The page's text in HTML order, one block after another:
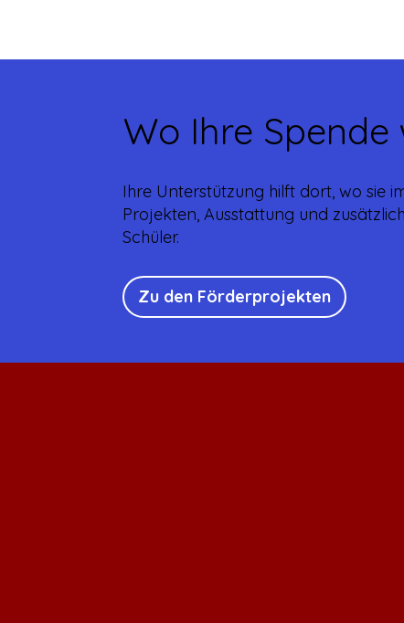
Wo Ihre Spende
Ihre Unterstützung hilft dort, wo sie
Projekten, Ausstattung und
Schüler.
Zu den Förderprojekten